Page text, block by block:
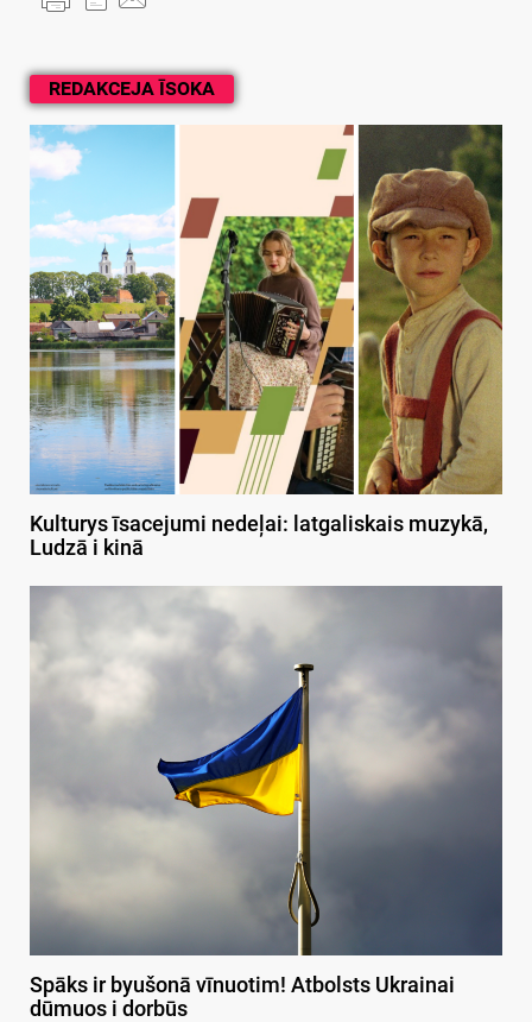
REDAKCEJA ĪSOKA
Kulturys īsacejumi nedeļai: latgaliskais muzykā,
Ludzā i kinā
Spāks ir byušonā vīnuotim! Atbolsts Ukrainai
dūmuos i dorbūs